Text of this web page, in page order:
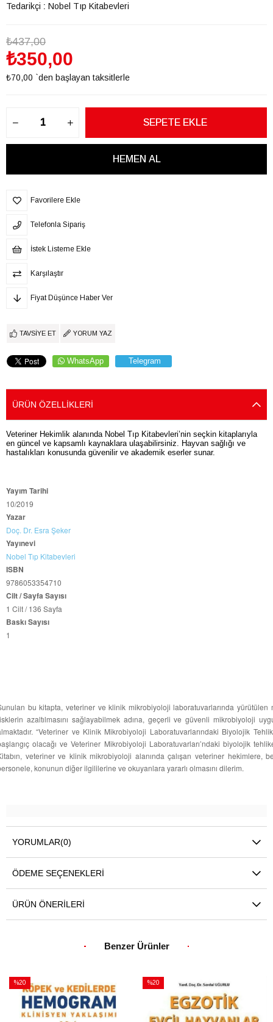
Tedarikçi : Nobel Tıp Kitabevleri
₺437,00
₺350,00
₺70,00 `den başlayan taksitlerle
Favorilere Ekle
Telefonla Sipariş
İstek Listeme Ekle
Karşılaştır
Fiyat Düşünce Haber Ver
TAVSIYE ET YORUM YAZ
WhatsApp Telegram
ÜRÜN ÖZELLIKLERI
Veteriner Hekimlik alanında Nobel Tıp Kitabevleri’nin seçkin kitaplarıyla
en güncel ve kapsamlı kaynaklara ulaşabilirsiniz. Hayvan sağlığı ve
hastalıkları konusunda güvenilir ve akademik eserler sunar.
Yayım Tarihi
10/2019
Yazar
Doç. Dr. Esra Şeker
Yayınevi
Nobel Tıp Kitabevleri
ISBN
9786053354710
Cilt / Sayfa Sayısı
1 Cilt / 136 Sayfa
Baskı Sayısı
1
bu kitapta, veteriner ve klinik mikrobiyoloji laboratuvarlarında yürütülen
azaltılmasını sağlayabilmek adına, geçerli ve güvenli mikrobiyoloji
“Veteriner ve Klinik Mikrobiyoloji Laboratuvarlarındaki Biyolojik
olacağı ve Veteriner Mikrobiyoloji Laboratuvarları’ndaki biyolojik
veteriner ve klinik mikrobiyoloji alanında çalışan veteriner hekimlere,
konunun diğer ilgililerine ve okuyanlara yararlı olmasını dilerim.
YORUMLAR(0)
ÖDEME SEÇENEKLERI
ÜRÜN ÖNERILERI
Benzer Ürünler
%20
İndirim
%20İndirim
%20
%20İndirim